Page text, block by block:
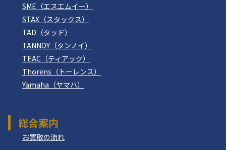
SME（エスエムイー）
STAX（スタックス）
TAD（タッド）
TANNOY（タンノイ）
TEAC（ティアック）
Thorens（トーレンス）
Yamaha（ヤマハ）
総合案内
お買取の流れ